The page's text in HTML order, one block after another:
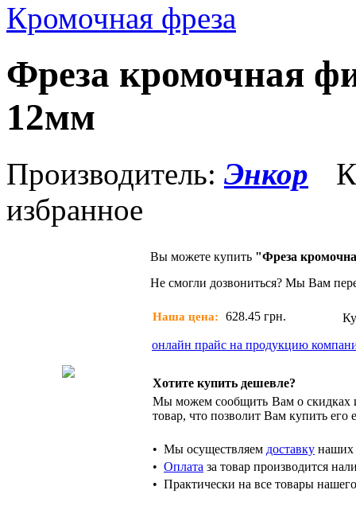
Кромочная фреза
Фреза кромочная
12мм
Производитель: Энкор
избранное
Вы можете купить "Фреза
Не смогли дозвониться? Мы Вам
Наша цена: 628.45 грн.
онлайн прайс на продукцию
Хотите купить дешевле?
Мы можемсообщить Вам о скидках
товар, что позволит Вам купить его
• Мы осуществляем доставку наших
• Оплата за товар производится
• Практически на все товары